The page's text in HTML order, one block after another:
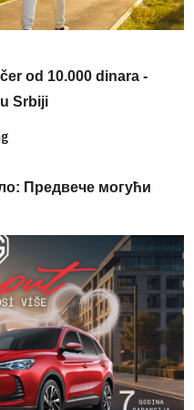
od 10.000 dinara -
Srbiji
Предвече могући